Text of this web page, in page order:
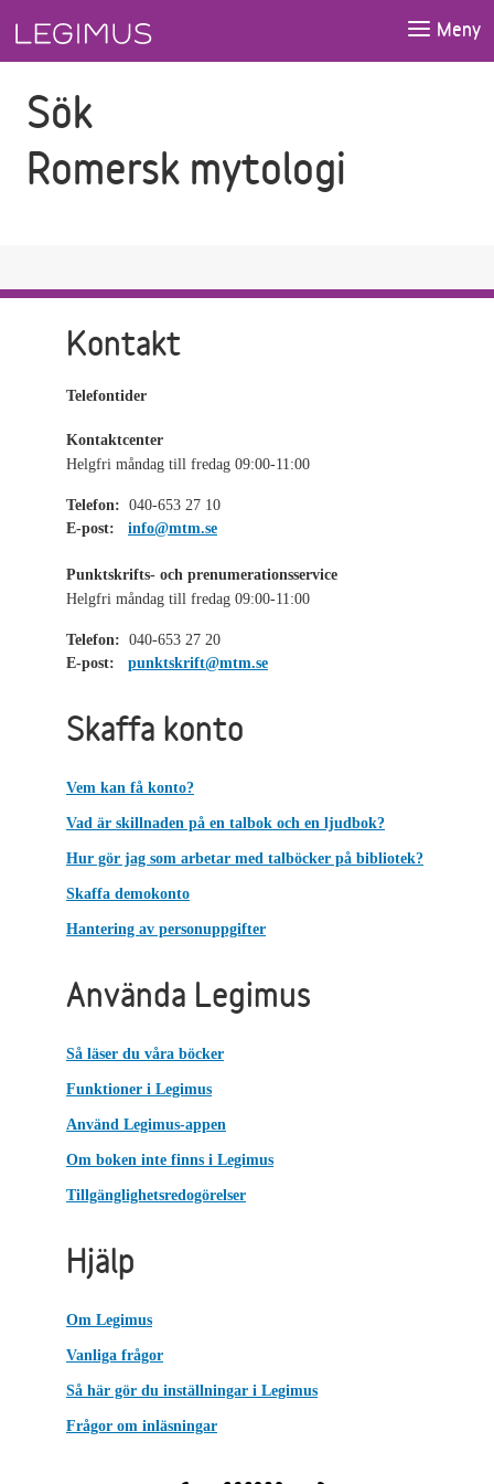
Meny
Sök
Romersk mytologi
Kontakt
Telefontider
Kontaktcenter
Helgfri måndag till fredag 09:00-11:00
Telefon: 040-653 27 10
E-post:
info@mtm.se
Punktskrifts- och prenumerationsservice
Helgfri måndag till fredag 09:00-11:00
Telefon: 040-653 27 20
E-post:
punktskrift@mtm.se
Skaffa konto
Vem kan få konto?
Vad är skillnaden på en talbok och en ljudbok?
Hur gör jag som arbetar med talböcker på bibliotek?
Skaffa demokonto
Hantering av personuppgifter
Använda Legimus
Så läser du våra böcker
Funktioner i Legimus
Använd Legimus-appen
Om boken inte finns i Legimus
Tillgänglighetsredogörelser
Hjälp
Om Legimus
Vanliga frågor
Så här gör du inställningar i Legimus
Frågor om inläsningar